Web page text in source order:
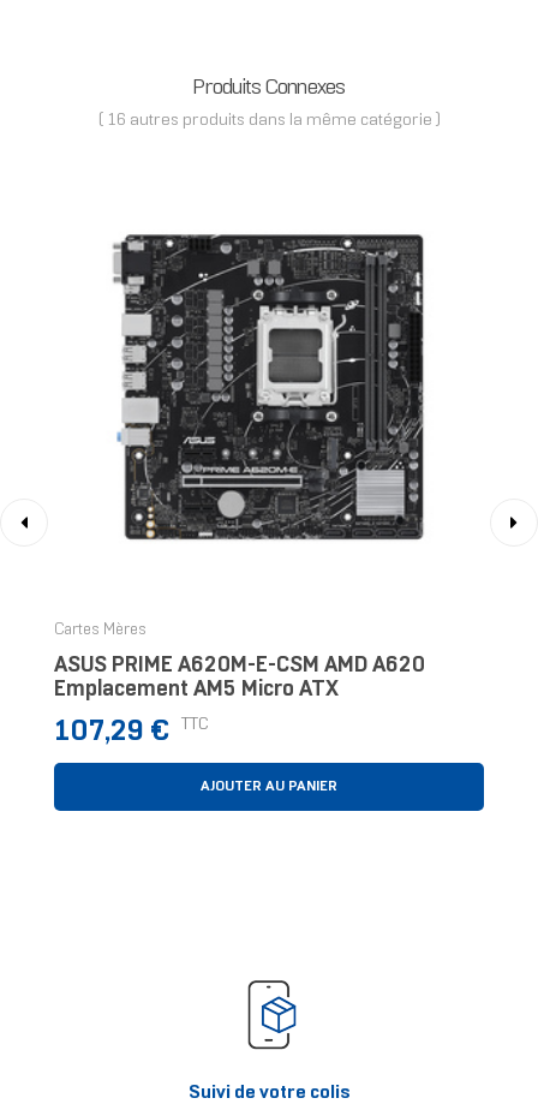
Produits Connexes
( 16 autres produits dans la même catégorie )
Cartes Mères
ASUS PRIME A620M-E-CSM AMD A620
Emplacement AM5 Micro ATX
Prix
107,29 € TTC
AJOUTER AU PANIER
Suivi de votre colis